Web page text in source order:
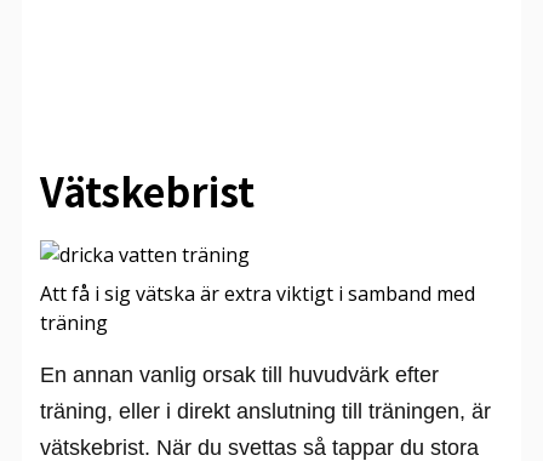
Vätskebrist
Att få i sig vätska är extra viktigt i samband med
träning
En annan vanlig orsak till huvudvärk efter
träning, eller i direkt anslutning till träningen, är
vätskebrist. När du svettas så tappar du stora